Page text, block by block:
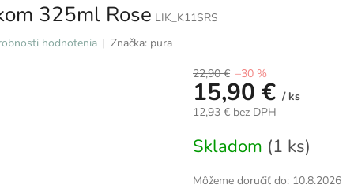
325ml Rose LIK_K11SRS
hodnotenia Značka: pura
22,90 € –30 %
15,90 € / ks
12,93 € bez DPH
cena:
Skladom (1 ks)
Môžeme doručiť do: 10.8.2026